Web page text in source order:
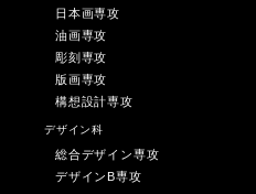
日本画専攻
油画専攻
彫刻専攻
版画専攻
構想設計専攻
デザイン科
総合デザイン専攻
デザインB専攻